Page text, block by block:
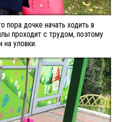
пора дочке начать ходить в
проходит с трудом, поэтому
уловки.